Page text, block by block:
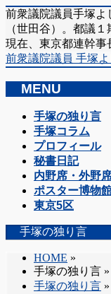
前衆議院議員手塚よ
（世田谷）。都議
現在、東京都連幹事
前衆議院議員 手塚
MENU
手塚の独り言
手塚コラム
プロフィール
秘書日記
内野席・外野
ポスター博物
東京5区
手塚の独り言
HOME »
手塚の独り言 »
手塚の独り言 »